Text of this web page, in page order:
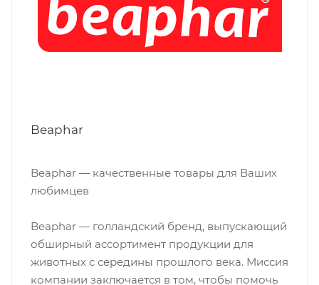
Beaphar
Beaphar — качественные товары для Ваших
любимцев
Beaphar — голландский бренд, выпускающий
обширный ассортимент продукции для
животных с середины прошлого века. Миссия
компании заключается в том, чтобы помочь